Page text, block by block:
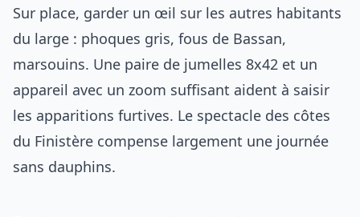
Sur place, garder un œil sur les autres habitants
du large : phoques gris, fous de Bassan,
marsouins. Une paire de jumelles 8x42 et un
appareil avec un zoom suffisant aident à saisir
les apparitions furtives. Le spectacle des côtes
du Finistère compense largement une journée
sans dauphins.